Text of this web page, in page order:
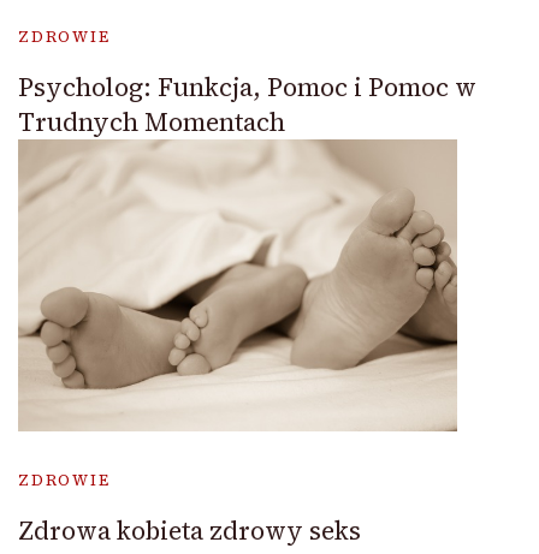
ZDROWIE
Psycholog: Funkcja, Pomoc i Pomoc w
Trudnych Momentach
ZDROWIE
Zdrowa kobieta zdrowy seks